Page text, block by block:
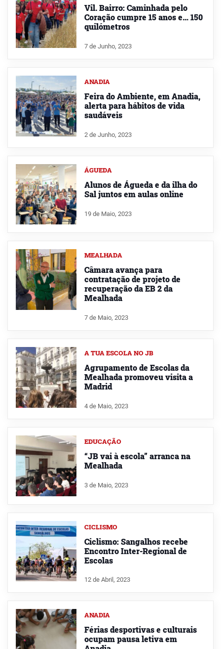
Vil. Bairro: Caminhada pelo
Coração cumpre 15 anos e… 150
quilómetros
7 de Junho, 2023
ANADIA
Feira do Ambiente, em Anadia,
alerta para hábitos de vida
saudáveis
2 de Junho, 2023
ÁGUEDA
Alunos de Águeda e da ilha do
Sal juntos em aulas online
19 de Maio, 2023
MEALHADA
Câmara avança para
contratação de projeto de
recuperação da EB 2 da
Mealhada
7 de Maio, 2023
A TUA ESCOLA NO JB
Agrupamento de Escolas da
Mealhada promoveu visita a
Madrid
4 de Maio, 2023
EDUCAÇÃO
“JB vai à escola” arranca na
Mealhada
3 de Maio, 2023
CICLISMO
Ciclismo: Sangalhos recebe
Encontro Inter-Regional de
Escolas
12 de Abril, 2023
ANADIA
Férias desportivas e culturais
ocupam pausa letiva em